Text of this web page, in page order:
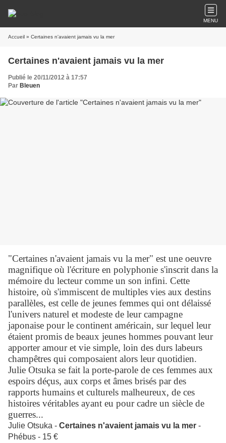
MENU
Accueil » Certaines n'avaient jamais vu la mer
Certaines n'avaient jamais vu la mer
Publié le 20/11/2012 à 17:57
Par Bleuen
"Certaines n'avaient jamais vu la mer" est une oeuvre
magnifique où l'écriture en polyphonie s'inscrit dans la
mémoire du lecteur comme un son infini. Cette
histoire, où s'immiscent de multiples vies aux destins
parallèles, est celle de jeunes femmes qui ont délaissé
l'univers naturel et modeste de leur campagne
japonaise pour le continent américain, sur lequel leur
étaient promis de beaux jeunes hommes pouvant leur
apporter amour et vie simple, loin des durs labeurs
champêtres qui composaient alors leur quotidien.
Julie Otsuka se fait la porte-parole de ces femmes aux
espoirs déçus, aux corps et âmes brisés par des
rapports humains et culturels malheureux, de ces
histoires véritables ayant eu pour cadre un siècle de
guerres...
Julie Otsuka - Certaines n'avaient jamais vu la mer -
Phébus - 15 €